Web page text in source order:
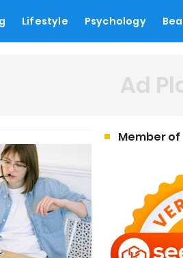
Lifestyle Psychology
Ad
Member of